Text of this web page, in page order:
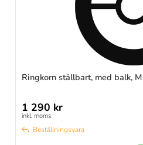
Ringkorn ställbart, med balk,
1 290 kr
inkl. moms
Beställningsvara